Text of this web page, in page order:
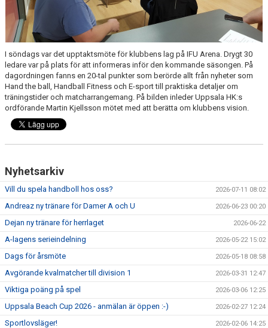
I söndags var det upptaktsmöte för klubbens lag på IFU Arena. Drygt 30
ledare var på plats för att informeras inför den kommande säsongen. På
dagordningen fanns en 20-tal punkter som berörde allt från nyheter som
Hand the ball, Handball Fitness och E-sport till praktiska detaljer om
träningstider och matcharrangemang. På bilden inleder Uppsala HK:s
ordförande Martin Kjellsson mötet med att berätta om klubbens vision.
Nyhetsarkiv
Vill du spela handboll hos oss? 2026-07-11 08:02
Andreaz ny tränare för Damer A och U 2026-06-23 00:20
Dejan ny tränare för herrlaget 2026-06-22
A-lagens serieindelning 2026-05-22 15:02
Dags för årsmöte 2026-05-18 08:58
Avgörande kvalmatcher till division 1 2026-03-31 12:47
Viktiga poäng på spel 2026-03-06 12:25
Uppsala Beach Cup 2026 - anmälan är öppen :-) 2026-02-27 12:24
Sportlovsläger! 2026-02-06 14:25